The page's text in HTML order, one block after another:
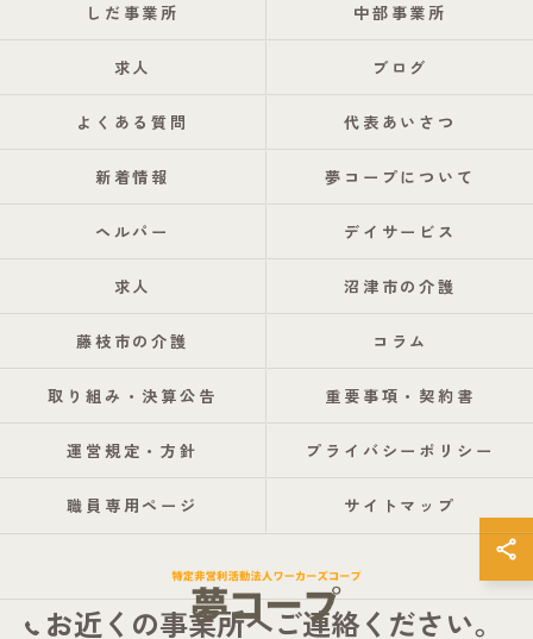
お近くの事業所へご連絡ください。
しだ事業所 中部事業所
求人 ブログ
よくある質問 代表あいさつ
新着情報 夢コープについて
ヘルパー デイサービス
求人 沼津市の介護
藤枝市の介護 コラム
取り組み・決算公告 重要事項・契約書
運営規定・方針 プライバシーポリシー
職員専用ページ サイトマップ